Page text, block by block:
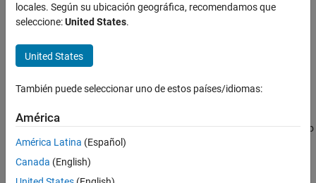
Bibliotecas de bloques Foundation
Elementos de traslación
EN ESTA PÁGINA
Descripción
Puertos
Capacidades ampliadas
Historial de versiones
expandir todo en la página
Simscape / Foundation Library / Mechanical /
Translational Elements
El bloqueMechanical Translational Referencerepresenta un punto
de referencia o marco para los puertos mecánicos de traslación.
Todos los puertos de traslación que están bien sujetos a la
locales. Según su ubicación geográfica, recomendamos que
seleccione:United States.
United States
También puede seleccionar uno de estos países/idiomas:
América
América Latina (Español)
Canada (English)